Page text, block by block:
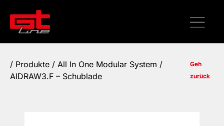
/ Produkte / All In One Modular System /
AIDRAW3.F – Schublade
Geh
zurück